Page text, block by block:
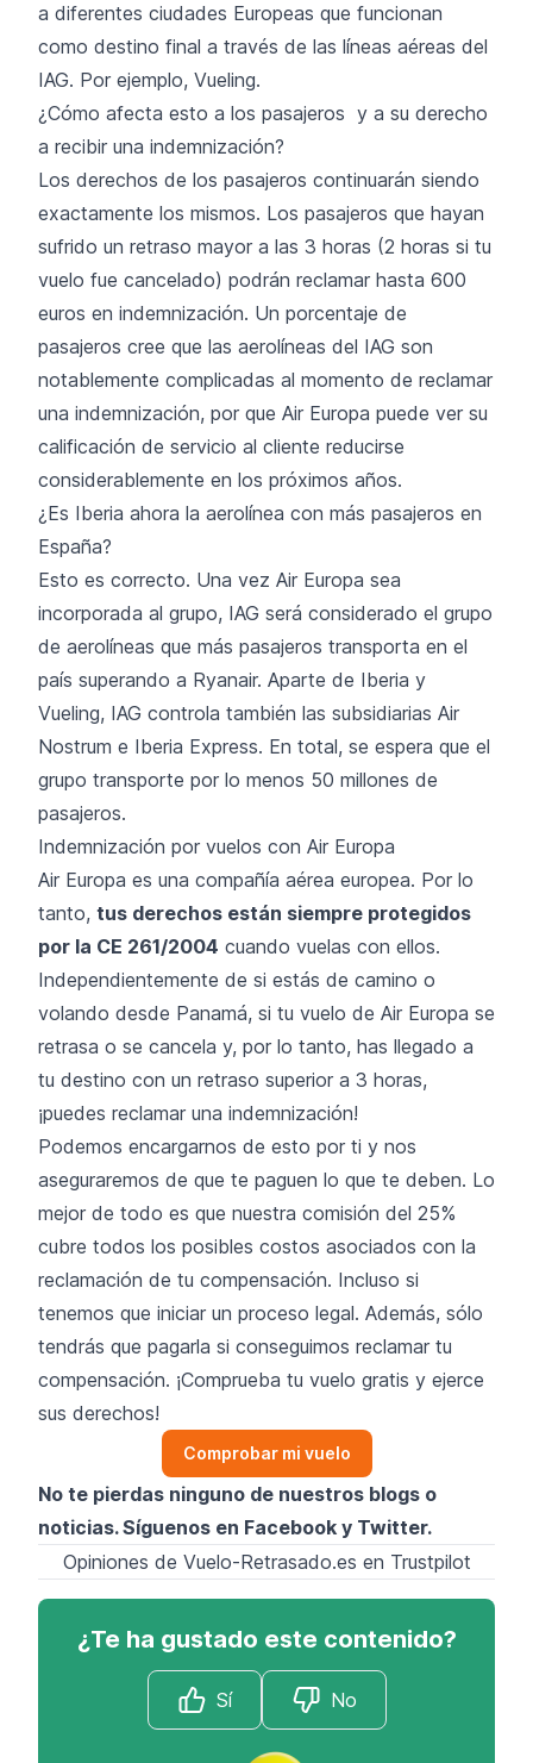
a diferentes ciudades Europeas que funcionan
como destino final a través de las líneas aéreas del
IAG. Por ejemplo, Vueling.
¿Cómo afecta esto a los pasajeros y a su derecho
a recibir una indemnización?
Los derechos de los pasajeros continuarán siendo
exactamente los mismos. Los pasajeros que hayan
sufrido un retraso mayor a las 3 horas (2 horas si tu
vuelo fue cancelado) podrán reclamar hasta 600
euros en indemnización. Un porcentaje de
pasajeros cree que las aerolíneas del IAG son
notablemente complicadas al momento de reclamar
una indemnización, por que Air Europa puede ver su
calificación de servicio al cliente reducirse
considerablemente en los próximos años.
¿Es Iberia ahora la aerolínea con más pasajeros en
España?
Esto es correcto. Una vez Air Europa sea
incorporada al grupo, IAG será considerado el grupo
de aerolíneas que más pasajeros transporta en el
país superando a Ryanair. Aparte de Iberia y
Vueling, IAG controla también las subsidiarias Air
Nostrum e Iberia Express. En total, se espera que el
grupo transporte por lo menos 50 millones de
pasajeros.
Indemnización por vuelos con Air Europa
Air Europa es una compañía aérea europea. Por lo
tanto, tus derechos están siempre protegidos
por la CE 261/2004 cuando vuelas con ellos.
Independientemente de si estás de camino o
volando desde Panamá, si tu vuelo de Air Europa se
retrasa o se cancela y, por lo tanto, has llegado a
tu destino con un retraso superior a 3 horas,
¡puedes reclamar una indemnización!
Podemos encargarnos de esto por ti y nos
aseguraremos de que te paguen lo que te deben. Lo
mejor de todo es que nuestra comisión del 25%
cubre todos los posibles costos asociados con la
reclamación de tu compensación. Incluso si
tenemos que iniciar un proceso legal. Además, sólo
tendrás que pagarla si conseguimos reclamar tu
compensación. ¡Comprueba tu vuelo gratis y ejerce
sus derechos!
Comprobar mi vuelo
No te pierdas ninguno de nuestros blogs o
noticias. Síguenos en Facebook y Twitter.
Opiniones de Vuelo-Retrasado.es en Trustpilot
¿Te ha gustado este contenido?
Sí No